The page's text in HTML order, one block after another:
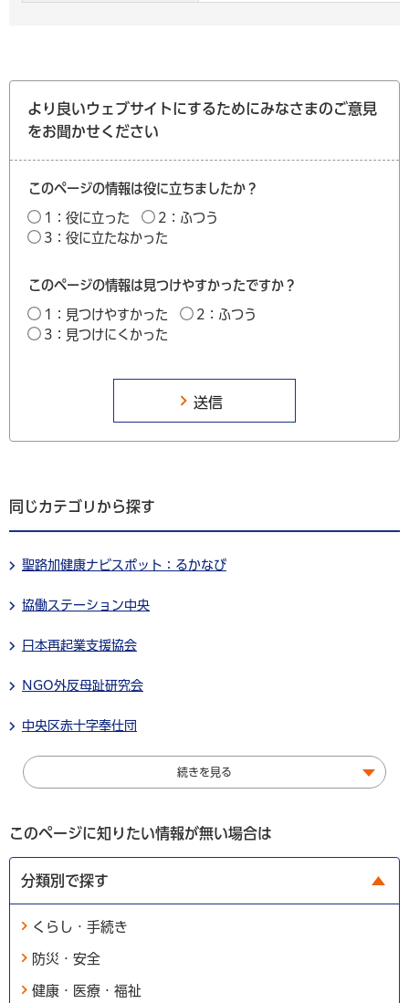
より良いウェブサイトにするためにみなさまのご意見
をお聞かせください
このページの情報は役に立ちましたか？
1：役に立った
2：ふつう
3：役に立たなかった
このページの情報は見つけやすかったですか？
1：見つけやすかった
2：ふつう
3：見つけにくかった
同じカテゴリから探す
聖路加健康ナビスポット：るかなび
協働ステーション中央
日本再起業支援協会
NGO外反母趾研究会
中央区赤十字奉仕団
続きを見る
このページに知りたい情報が無い場合は
分類別で探す
くらし・手続き
防災・安全
健康・医療・福祉